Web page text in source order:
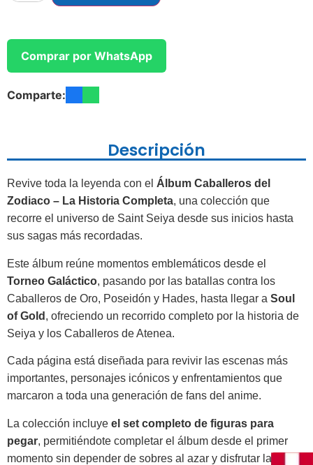
Comprar por WhatsApp
Comparte:
Descripción
Revive toda la leyenda con el Álbum Caballeros del
Zodiaco – La Historia Completa, una colección que
recorre el universo de Saint Seiya desde sus inicios hasta
sus sagas más recordadas.
Este álbum reúne momentos emblemáticos desde el
Torneo Galáctico, pasando por las batallas contra los
Caballeros de Oro, Poseidón y Hades, hasta llegar a Soul
of Gold , ofreciendo un recorrido completo por la historia de
Seiya y los Caballeros de Atenea.
Cada página está diseñada para revivir las escenas más
importantes, personajes icónicos y enfrentamientos que
marcaron a toda una generación de fans del anime.
La colección incluye el set completo de figuras para
pegar, permitiéndote completar el álbum desde el primer
momento sin depender de sobres al azar y disfrutar la